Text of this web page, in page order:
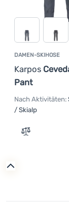
DAMEN-SKIHOSE
Karpos
Pant
Nach Aktivitäten:
/ Skialp
Zum